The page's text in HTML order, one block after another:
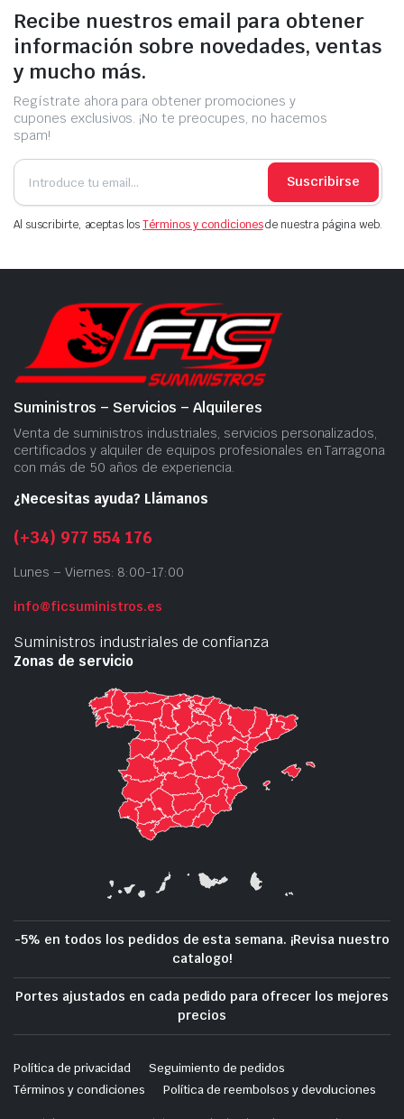
Recibe nuestros email para obtener
información sobre novedades, ventas
y mucho más.
Regístrate ahora para obtener promociones y
cupones exclusivos. ¡No te preocupes, no hacemos
spam!
Suscribirse
Al suscribirte, aceptas losTérminos y condicionesde nuestra página web.
Suministros – Servicios – Alquileres
Venta de suministros industriales, servicios personalizados,
certificados y alquiler de equipos profesionales en Tarragona
con más de 50 años de experiencia.
¿Necesitas ayuda? Llámanos
(+34) 977 554 176
Lunes – Viernes: 8:00-17:00
info@ficsuministros.es
Suministros industriales de confianza
Zonas de servicio
-5% en todos los pedidos de esta semana. ¡Revisa nuestro
catalogo!
Portes ajustados en cada pedido para ofrecer los mejores
precios
Política de privacidad
Seguimiento de pedidos
Términos y condiciones
Política de reembolsos y devoluciones